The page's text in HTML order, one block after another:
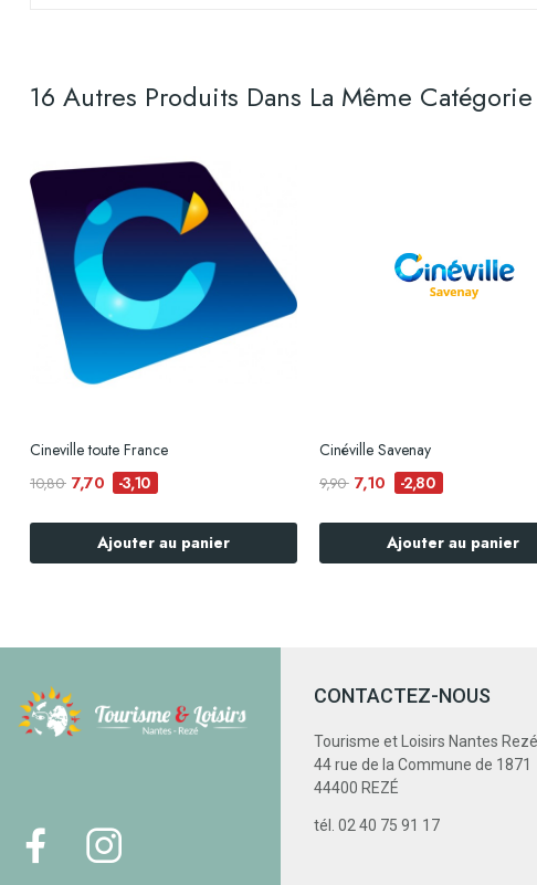
16 Autres Produits Dans La Même
Cineville toute France
10,80 7,70 -3,10
Ajouter au panier
Cinéville Savenay
9,90 7,10 -2,80
Ajouter au panier
CONTACTEZ-NOUS
Tourisme et Loisirs Nantes Rezé
44 rue de la Commune de 1871
44400 REZÉ
tél. 02 40 75 91 17